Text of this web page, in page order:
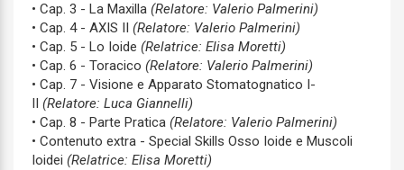
• Cap. 3 - La Maxilla (Relatore: Valerio Palmerini)
• Cap. 4 - AXIS II (Relatore: Valerio Palmerini)
• Cap. 5 - Lo Ioide (Relatrice: Elisa Moretti)
• Cap. 6 - Toracico (Relatore: Valerio Palmerini)
• Cap. 7 - Visione e Apparato Stomatognatico I-
II (Relatore: Luca Giannelli)
• Cap. 8 - Parte Pratica (Relatore: Valerio Palmerini)
• Contenuto extra - Special Skills Osso Ioide e Muscoli
Ioidei (Relatrice: Elisa Moretti)